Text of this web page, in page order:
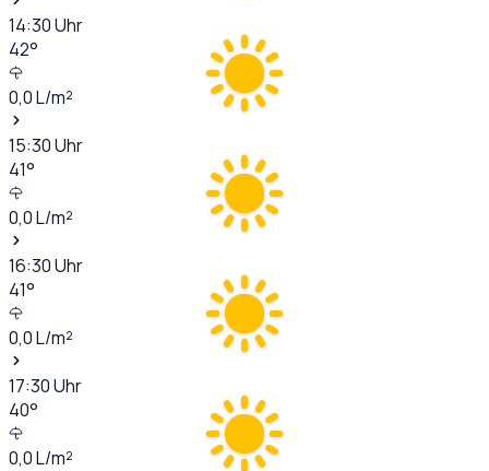
14:30Uhr
42°
0,0L/m²
15:30Uhr
41°
0,0L/m²
16:30Uhr
41°
0,0L/m²
17:30Uhr
40°
0,0L/m²